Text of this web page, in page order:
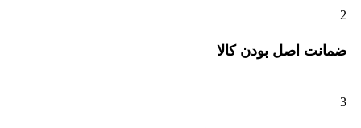
2
ﺿﻤﺎﻧﺖ اﺻﻞ ﺑﻮدن ﮐﺎﻟﺎ
3